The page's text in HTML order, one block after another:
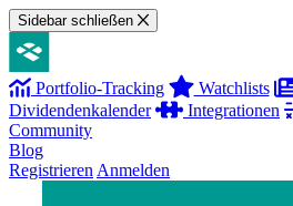
Sidebar schließen
Portfolio-Tracking Watchlists
Dividendenkalender
Integrationen
Community
Blog
Registrieren Anmelden